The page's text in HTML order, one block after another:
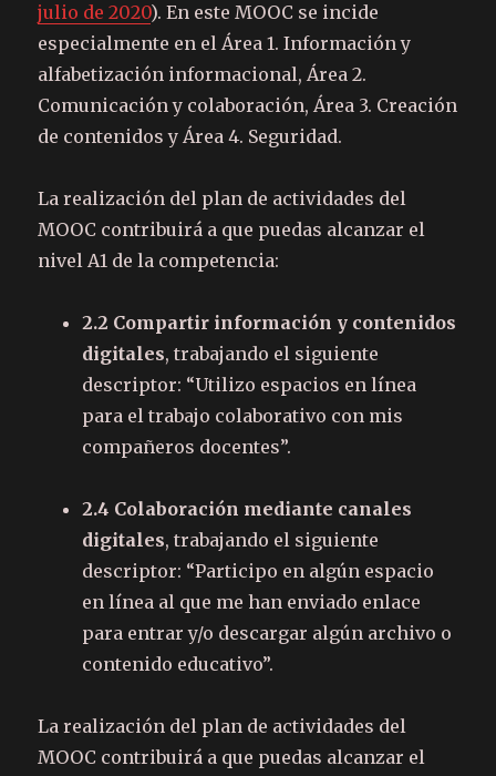
julio de 2020). En este MOOC se incide
especialmente en el Área 1. Información y
alfabetización informacional, Área 2.
Comunicación y colaboración, Área 3. Creación
de contenidos y Área 4. Seguridad.
La realización del plan de actividades del
MOOC contribuirá a que puedas alcanzar el
nivel A1 de la competencia:
2.2 Compartir información y contenidos
digitales, trabajando el siguiente
descriptor: “Utilizo espacios en línea
para el trabajo colaborativo con mis
compañeros docentes”.
2.4 Colaboración mediante canales
digitales, trabajando el siguiente
descriptor: “Participo en algún espacio
en línea al que me han enviado enlace
para entrar y/o descargar algún archivo o
contenido educativo”.
La realización del plan de actividades del
MOOC contribuirá a que puedas alcanzar el